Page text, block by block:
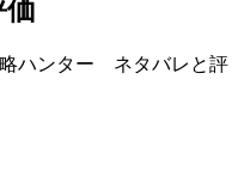
ハンター ネタバレと評